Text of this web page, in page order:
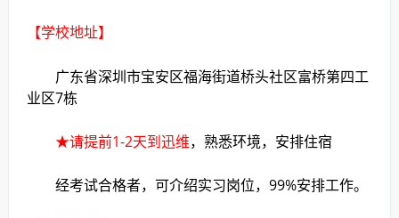
【学校地址】
广东省深圳市宝安区福海街道桥头社区富桥第四工
业区7栋
★请提前1-2天到迅维，熟悉环境，安排住宿
经考试合格者，可介绍实习岗位，99%安排工作。